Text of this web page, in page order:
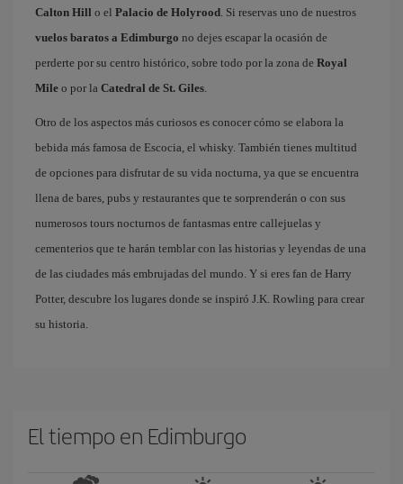
Calton Hill o el Palacio de Holyrood. Si reservas uno de nuestros
vuelos baratos a Edimburgo no dejes escapar la ocasión de
perderte por su centro histórico, sobre todo por la zona de Royal
Mile o por la Catedral de St. Giles.
Otro de los aspectos más curiosos es conocer cómo se elabora la
bebida más famosa de Escocia, el whisky. También tienes multitud
de opciones para disfrutar de su vida nocturna, ya que se encuentra
llena de bares, pubs y restaurantes que te sorprenderán o con sus
numerosos tours nocturnos de fantasmas entre callejuelas y
cementerios que te harán temblar con las historias y leyendas de una
de las ciudades más embrujadas del mundo. Y si eres fan de Harry
Potter, descubre los lugares donde se inspiró J.K. Rowling para crear
su historia.
El tiempo en Edimburgo